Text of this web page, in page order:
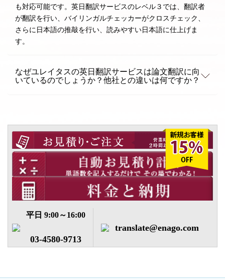
も対応可能です。英日翻訳サービスのレベル３では、翻訳者
が翻訳を行い、バイリンガルチェッカーがクロスチェック、
さらに日本語の推敲を行い、読みやすい日本語に仕上げま
す。
なぜユレイタスの英日翻訳サービスは論文翻訳に向
いているのでしょうか？他社との違いは何ですか？
お見積もり・ご注文フォーム
自動お見積もり計算
平日 9:00～16:00
03-4580-9713
translate@enago.com